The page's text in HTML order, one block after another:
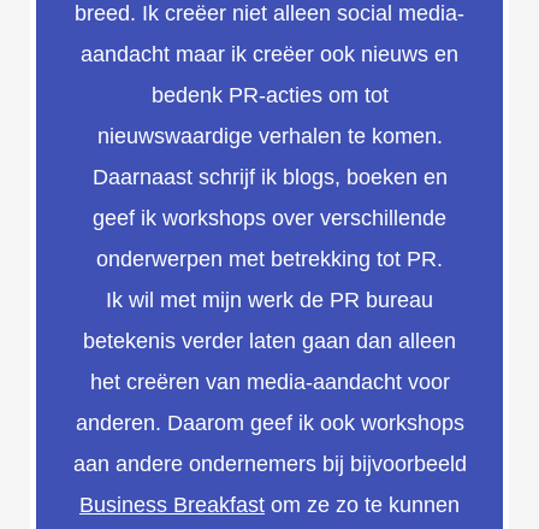
breed. Ik creëer niet alleen social media-
aandacht maar ik creëer ook nieuws en
bedenk PR-acties om tot
nieuwswaardige verhalen te komen.
Daarnaast schrijf ik blogs, boeken en
geef ik workshops over verschillende
onderwerpen met betrekking tot PR.
Ik wil met mijn werk de PR bureau
betekenis verder laten gaan dan alleen
het creëren van media-aandacht voor
anderen. Daarom geef ik ook workshops
aan andere ondernemers bij bijvoorbeeld
Business Breakfast om ze zo te kunnen